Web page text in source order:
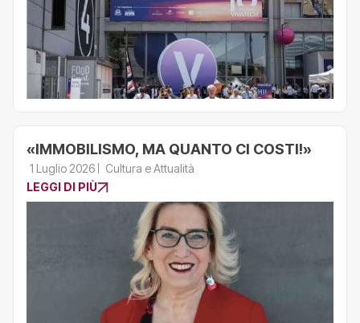
«IMMOBILISMO, MA QUANTO CI COSTI!»
1 Luglio 2026
Cultura e Attualità
LEGGI DI PIÙ